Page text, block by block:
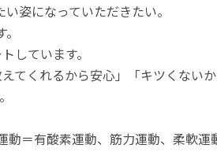
姿になっていただきたい。
しています。
くれるから安心」「キツくないか
＝有酸素運動、筋力運動、柔軟運